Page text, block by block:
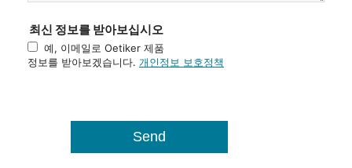
최신 정보를 받아보십시오
예, 이메일로 Oetiker 제품
정보를 받아보겠습니다. 개인정보 보호정책